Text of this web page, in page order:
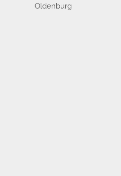
Oldenburg